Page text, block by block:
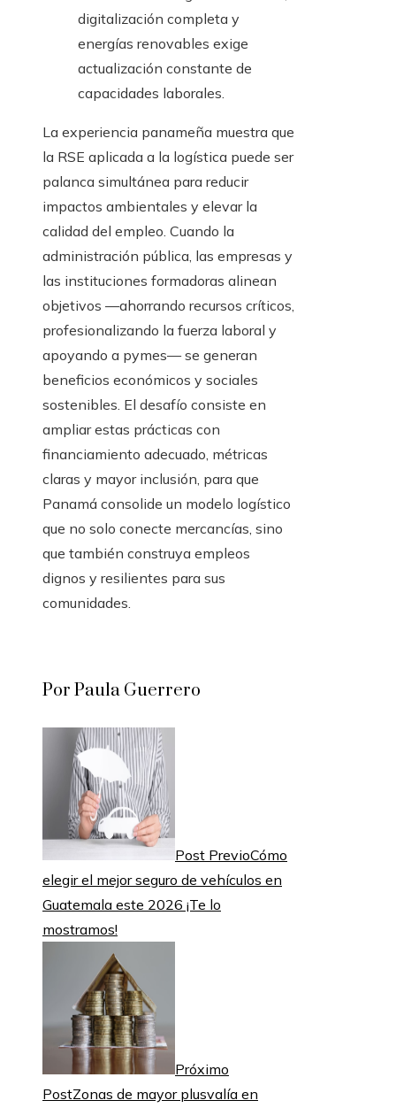
digitalización completa y
energías renovables exige
actualización constante de
capacidades laborales.
La experiencia panameña muestra que
la RSE aplicada a la logística puede ser
palanca simultánea para reducir
impactos ambientales y elevar la
calidad del empleo. Cuando la
administración pública, las empresas y
las instituciones formadoras alinean
objetivos —ahorrando recursos críticos,
profesionalizando la fuerza laboral y
apoyando a pymes— se generan
beneficios económicos y sociales
sostenibles. El desafío consiste en
ampliar estas prácticas con
financiamiento adecuado, métricas
claras y mayor inclusión, para que
Panamá consolide un modelo logístico
que no solo conecte mercancías, sino
que también construya empleos
dignos y resilientes para sus
comunidades.
Por Paula Guerrero
Post PrevioCómo
elegir el mejor seguro de vehículos en
Guatemala este 2026 ¡Te lo
mostramos!
Próximo
PostZonas de mayor plusvalía en